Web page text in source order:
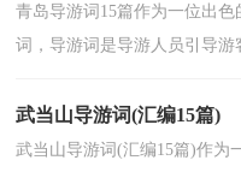
青岛导游词15篇作为一位出
词，导游词是导游人员引导
武当山导游词(汇编15篇)
武当山导游词(汇编15篇)作为